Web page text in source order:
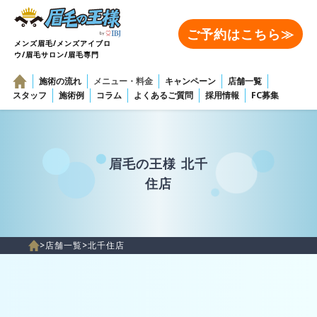
メンズ眉毛/メンズアイブロ
ウ/眉毛サロン/眉毛専門
ご予約はこちら≫
施術の流れ メニュー・料金 キャンペーン
店舗一覧
スタッフ
施術例 コラム よくあるご質問 採用情報 FC募集
眉毛の王様 北千
住店
>店舗一覧>北千住店